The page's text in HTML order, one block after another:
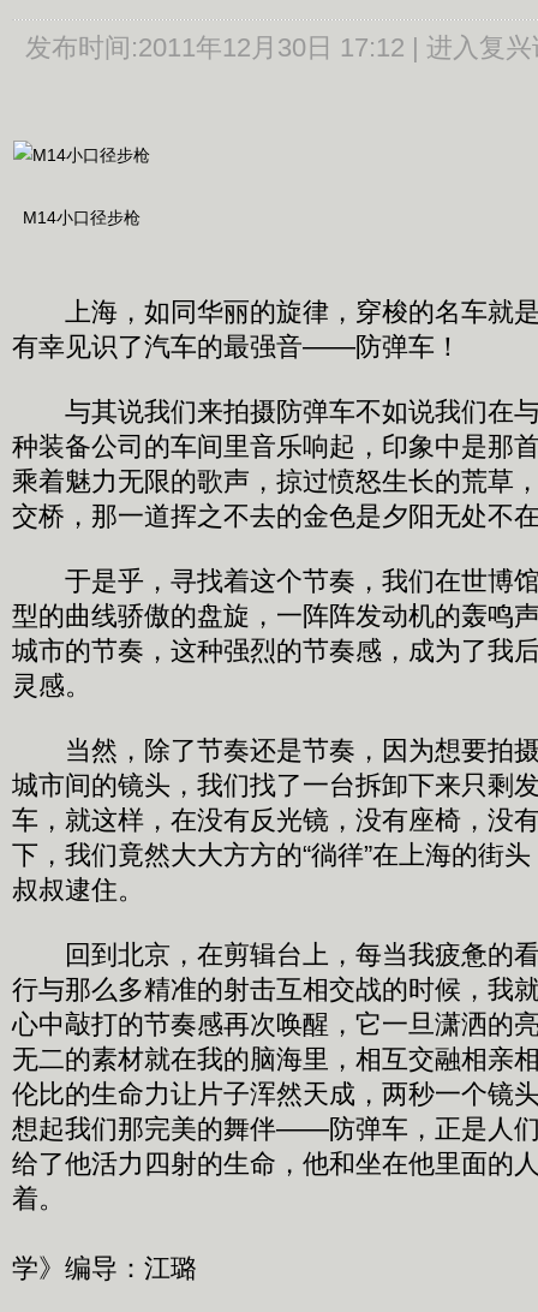
发布时间:2011年12月30日 17:12 | 进入复兴
M14小口径步枪
上海，如同华丽的旋律，穿梭的名车就
有幸见识了汽车的最强音——防弹车！
与其说我们来拍摄防弹车不如说我们在
种装备公司的车间里音乐响起，印象中是那
乘着魅力无限的歌声，掠过愤怒生长的荒草
交桥，那一道挥之不去的金色是夕阳无处不
于是乎，寻找着这个节奏，我们在世博
型的曲线骄傲的盘旋，一阵阵发动机的轰鸣
城市的节奏，这种强烈的节奏感，成为了我
灵感。
当然，除了节奏还是节奏，因为想要拍
城市间的镜头，我们找了一台拆卸下来只剩
车，就这样，在没有反光镜，没有座椅，没
下，我们竟然大大方方的“徜徉”在上海的街
叔叔逮住。
回到北京，在剪辑台上，每当我疲惫的
行与那么多精准的射击互相交战的时候，我
心中敲打的节奏感再次唤醒，它一旦潇洒的
无二的素材就在我的脑海里，相互交融相亲
伦比的生命力让片子浑然天成，两秒一个镜
想起我们那完美的舞伴——防弹车，正是人
给了他活力四射的生命，他和坐在他里面的
着。
学》编导：江璐